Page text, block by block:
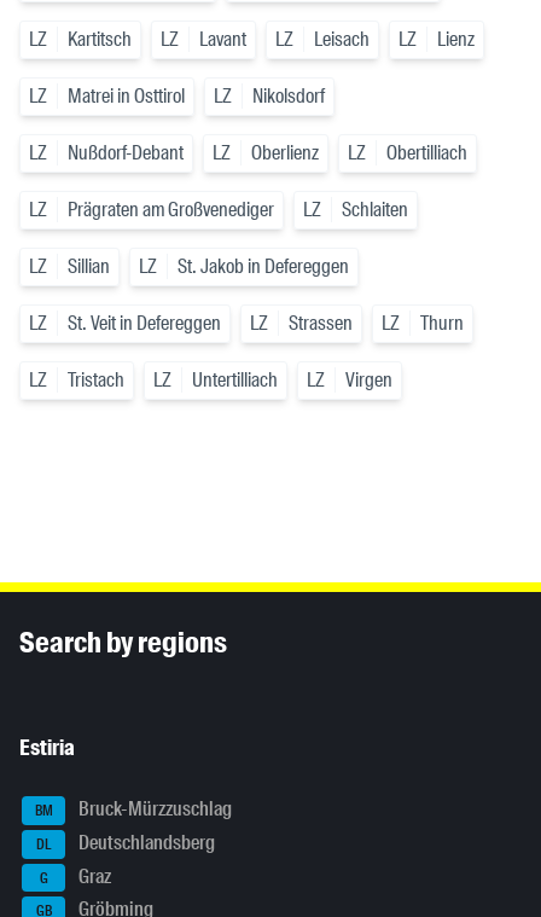
LZ Kartitsch LZ Lavant LZ Leisach LZ Lienz
LZ Matrei in Osttirol LZ Nikolsdorf
LZ Nußdorf-Debant LZ Oberlienz LZ Obertilliach
LZ Prägraten am Großvenediger LZ Schlaiten
LZ Sillian LZ St. Jakob in Defereggen
LZ St. Veit in Defereggen LZ Strassen LZ Thurn
LZ Tristach LZ Untertilliach LZ Virgen
Search by regions
Estiria
BM Bruck-Mürzzuschlag
DL Deutschlandsberg
G Graz
GB Gröbming